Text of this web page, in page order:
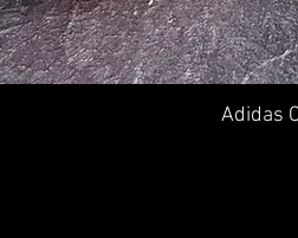
Adidas